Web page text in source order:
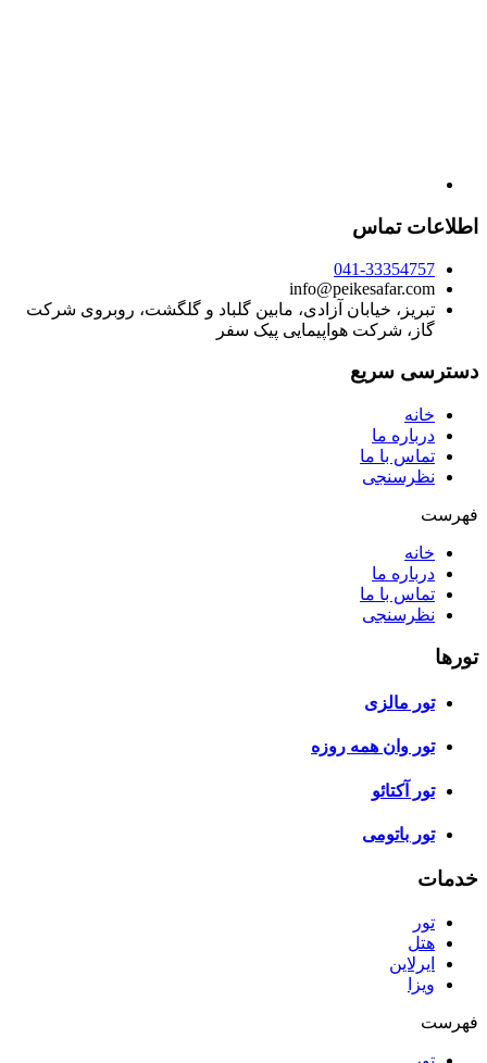
اطلاعات تماس
041-33354757
info@peikesafar.com
تبریز، خیابان آزادی، مابین گلباد و گلگشت، روبروی شرکت
گاز، شرکت هواپیمایی پیک سفر
دسترسی سریع
خانه
درباره ما
تماس با ما
نظرسنجی
فهرست
خانه
درباره ما
تماس با ما
نظرسنجی
تورها
تور مالزی
تور وان همه روزه
تور آکتائو
تور باتومی
خدمات
تور
هتل
ایرلاین
ویزا
فهرست